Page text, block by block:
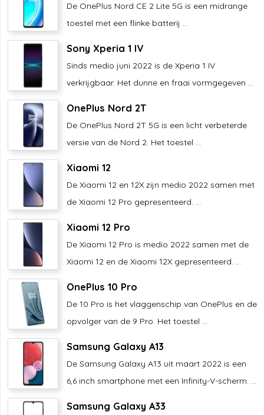
De OnePlus Nord CE 2 Lite 5G is een midrange
toestel met een flinke batterij ...
Sony Xperia 1 IV
Sinds medio juni 2022 is de Xperia 1 IV
verkrijgbaar. Het dunne en fraai vormgegeven ...
OnePlus Nord 2T
De OnePlus Nord 2T 5G is een licht verbeterde
versie van de Nord 2. Het toestel ...
Xiaomi 12
De Xiaomi 12 en 12X zijn medio 2022 samen met
de Xiaomi 12 Pro gepresenteerd. ...
Xiaomi 12 Pro
De Xiaomi 12 Pro is medio 2022 samen met de
Xiaomi 12 en de Xiaomi 12X gepresenteerd. ...
OnePlus 10 Pro
De 10 Pro is het vlaggenschip van OnePlus en de
opvolger van de 9 Pro. Het toestel ...
Samsung Galaxy A13
De Samsung Galaxy A13 uit maart 2022 is een
6,6 inch smartphone met een Infinity-V-scherm. ...
Samsung Galaxy A33